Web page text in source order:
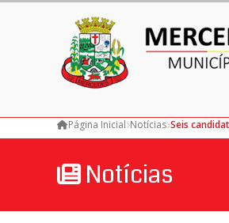
Página Inicial Notícias Seis
Notícias